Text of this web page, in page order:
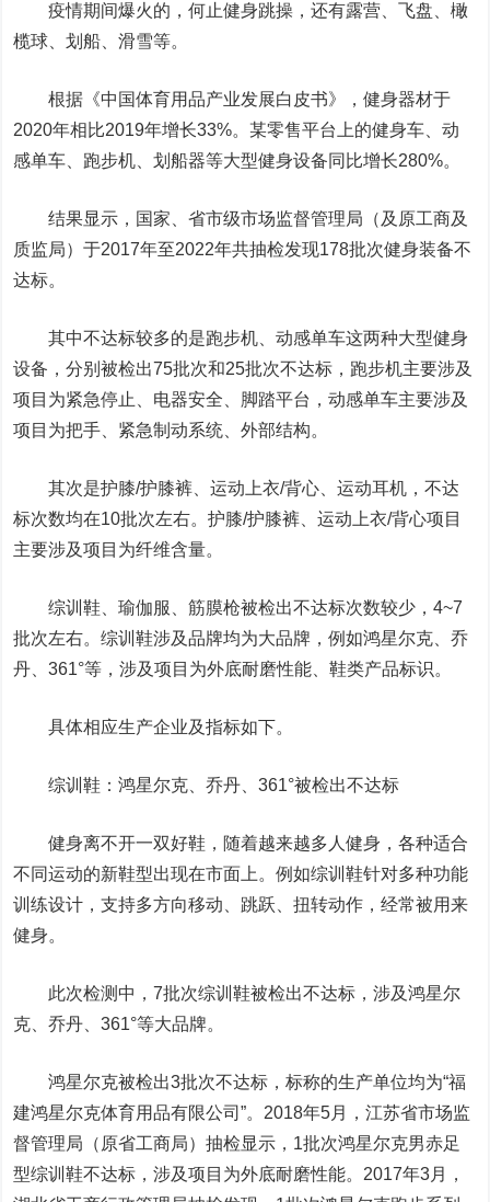
疫情期间爆火的，何止健身跳操，还有露营、飞盘、橄
榄球、划船、滑雪等。
根据《中国体育用品产业发展白皮书》，健身器材于
2020年相比2019年增长33%。某零售平台上的健身车、动
感单车、跑步机、划船器等大型健身设备同比增长280%。
结果显示，国家、省市级市场监督管理局（及原工商及
质监局）于2017年至2022年共抽检发现178批次健身装备不
达标。
其中不达标较多的是跑步机、动感单车这两种大型健身
设备，分别被检出75批次和25批次不达标，跑步机主要涉及
项目为紧急停止、电器安全、脚踏平台，动感单车主要涉及
项目为把手、紧急制动系统、外部结构。
其次是护膝/护膝裤、运动上衣/背心、运动耳机 ，不达
标次数均在10批次左右。护膝/护膝裤、运动上衣/背心项目
主要涉及项目为纤维含量。
综训鞋、瑜伽服、筋膜枪被检出不达标次数较少，4~7
批次左右。综训鞋涉及品牌均为大品牌，例如鸿星尔克、乔
丹、361°等，涉及项目为外底耐磨性能、鞋类产品标识。
具体相应生产企业及指标如下。
综训鞋：鸿星尔克、乔丹、361°被检出不达标
健身离不开一双好鞋，随着越来越多人健身，各种适合
不同运动的新鞋型出现在市面上。例如综训鞋针对多种功能
训练设计，支持多方向移动、跳跃、扭转动作，经常被用来
健身。
此次检测中，7批次综训鞋被检出不达标，涉及鸿星尔
克、乔丹、361°等大品牌。
鸿星尔克被检出3批次不达标，标称的生产单位均为“福
建鸿星尔克体育用品有限公司”。2018年5月，江苏省市场监
督管理局（原省工商局）抽检显示，1批次鸿星尔克男赤足
型综训鞋不达标，涉及项目为外底耐磨性能。2017年3月，